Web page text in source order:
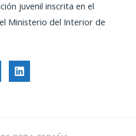
juvenil inscrita en el
Ministerio del Interior de